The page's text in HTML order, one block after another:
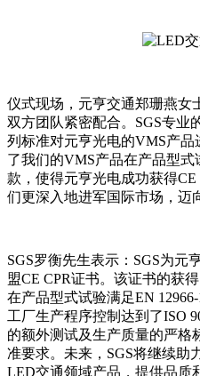
仪式现场，元亨交通郑珊燕女
双方团队紧密配合。SGS专业
列标准对元亨光电的VMS产
了我们的VMS产品在产品型
款，使得元亨光电成功获得
们更深入地进军国际市场，迈
SGS罗衡先生表示：SGS为元
盟CE CPR证书。该证书的获
在产品型式试验满足EN
工厂生产程序控制达到了ISO
的额外测试及生产质量的严格
准要求。未来，SGS将继续助
LED交通领域产品，提供品质